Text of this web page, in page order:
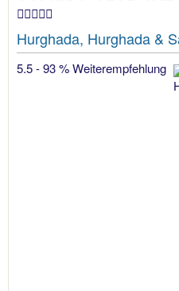
Hurghada, Hurghada &
5.5 - 93 % Weiterempfehlung